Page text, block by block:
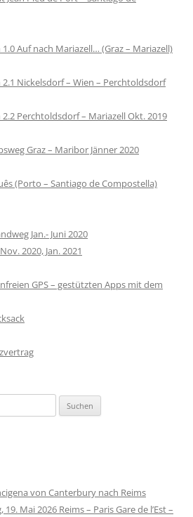
Auf nach Mariazell… (Graz – Mariazell)
Nickelsdorf – Wien – Perchtoldsdorf
Perchtoldsdorf – Mariazell Okt. 2019
Graz – Maribor Jänner 2020
(Porto – Santiago de Compostella)
Jan.- Juni 2020
2020, Jan. 2021
GPS – gestützten Apps mit dem
von Canterbury nach Reims
Mai 2026 Reims – Paris Gare de l’Est –